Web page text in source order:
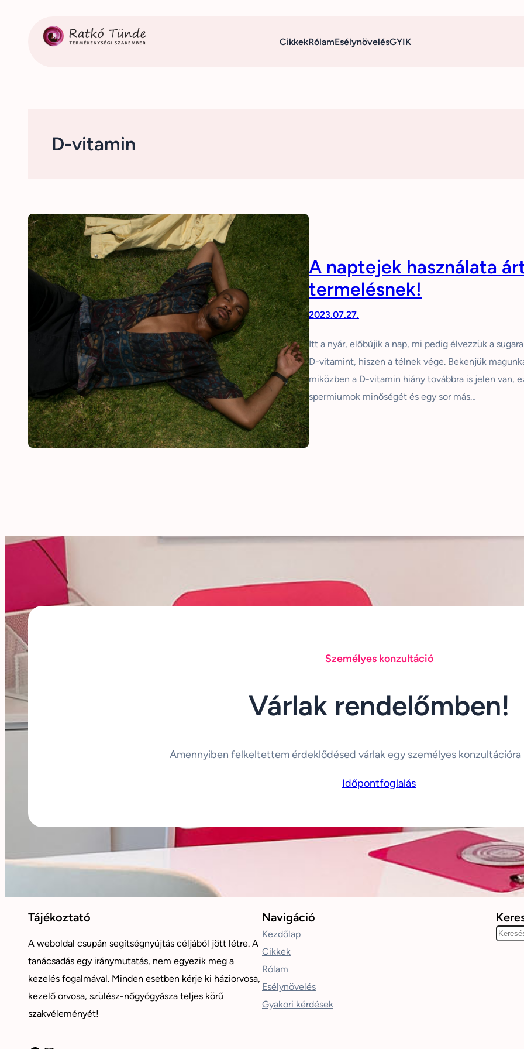
tartalomhoz
CikkekRólamEsélynövelésGYIK
D-vitamin
A naptejek használata
termelésnek!
2023.07.27.
Itt a nyár, előbújik a nap, mi pedig élvezzük a
D-vitamint, hiszen a télnek vége. Bekenjük
miközben a D-vitamin hiány továbbra is jelen van,
spermiumok minőségét és egy sor más…
Személyes konzultáció
Várlak rendelőmben!
Amennyiben felkeltettem érdeklődésed várlak egy személyes konzultációra
Időpontfoglalás
Tájékoztató
A weboldal csupán segítségnyújtás céljából jött létre. A
tanácsadás egy iránymutatás, nem egyezik meg a
kezelés fogalmával. Minden esetben kérje ki háziorvosa,
kezelő orvosa, szülész-nőgyógyásza teljes körű
szakvéleményét!
Navigáció
Kezdőlap
Cikkek
Rólam
Esélynövelés
Gyakori kérdések
K